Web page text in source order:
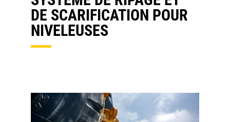
DE SCARIFICATION POUR
NIVELEUSES